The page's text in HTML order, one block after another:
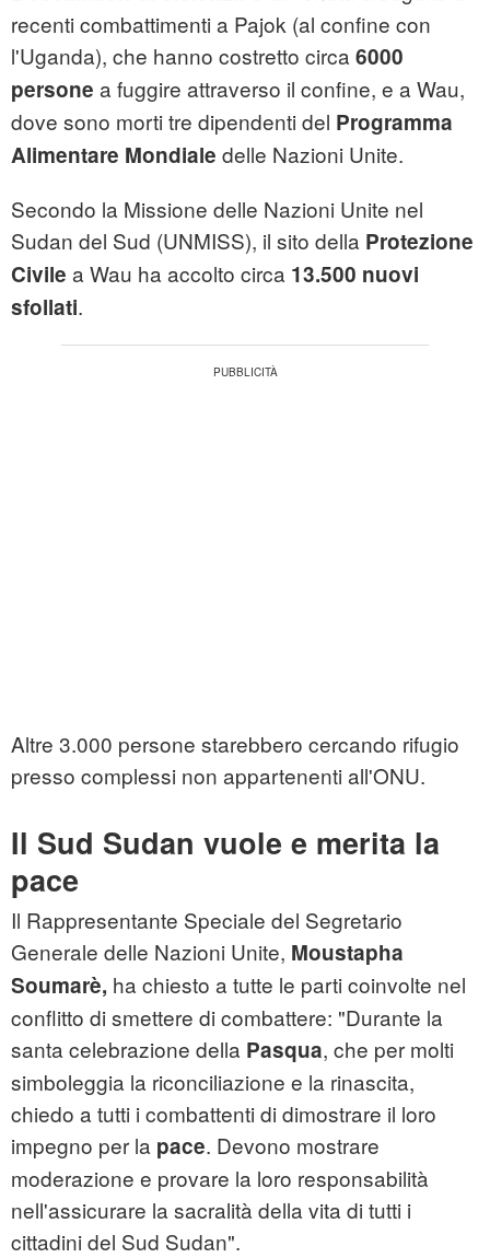
recenti combattimenti a Pajok (al confine con
l'Uganda), che hanno costretto circa 6000
persone a fuggire attraverso il confine, e a Wau,
dove sono morti tre dipendenti del Programma
Alimentare Mondiale delle Nazioni Unite.
Secondo la Missione delle Nazioni Unite nel
Sudan del Sud (UNMISS), il sito della Protezione
Civile a Wau ha accolto circa 13.500 nuovi
sfollati.
Altre 3.000 persone starebbero cercando rifugio
presso complessi non appartenenti all'ONU.
Il Sud Sudan vuole e merita la
pace
Il Rappresentante Speciale del Segretario
Generale delle Nazioni Unite, Moustapha
Soumarè, ha chiesto a tutte le parti coinvolte nel
conflitto di smettere di combattere: "Durante la
santa celebrazione della Pasqua, che per molti
simboleggia la riconciliazione e la rinascita,
chiedo a tutti i combattenti di dimostrare il loro
impegno per la pace. Devono mostrare
moderazione e provare la loro responsabilità
nell'assicurare la sacralità della vita di tutti i
cittadini del Sud Sudan".